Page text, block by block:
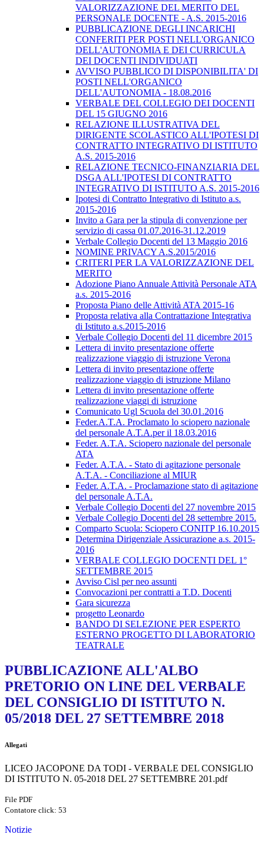
VALORIZZAZIONE DEL MERITO DEL
PERSONALE DOCENTE - A.S. 2015-2016
PUBBLICAZIONE DEGLI INCARICHI
CONFERITI PER POSTI NELL'ORGANICO
DELL'AUTONOMIA E DEI CURRICULA
DEI DOCENTI INDIVIDUATI
AVVISO PUBBLICO DI DISPONIBILITA' DI
POSTI NELL'ORGANICO
DELL'AUTONOMIA - 18.08.2016
VERBALE DEL COLLEGIO DEI DOCENTI
DEL 15 GIUGNO 2016
RELAZIONE ILLUSTRATIVA DEL
DIRIGENTE SCOLASTICO ALL'IPOTESI DI
CONTRATTO INTEGRATIVO DI ISTITUTO
A.S. 2015-2016
RELAZIONE TECNICO-FINANZIARIA DEL
DSGA ALL'IPOTESI DI CONTRATTO
INTEGRATIVO DI ISTITUTO A.S. 2015-2016
Ipotesi di Contratto Integrativo di Istituto a.s.
2015-2016
Invito a Gara per la stipula di convenzione per
servizio di cassa 01.07.2016-31.12.2019
Verbale Collegio Docenti del 13 Maggio 2016
NOMINE PRIVACY A.S.2015/2016
CRITERI PER LA VALORIZZAZIONE DEL
MERITO
Adozione Piano Annuale Attività Personale ATA
a.s. 2015-2016
Proposta Piano delle Attività ATA 2015-16
Proposta relativa alla Contrattazione Integrativa
di Istituto a.s.2015-2016
Verbale Collegio Docenti del 11 dicembre 2015
Lettera di invito presentazione offerte
realizzazione viaggio di istruzione Verona
Lettera di invito presentazione offerte
realizzazione viaggio di istruzione Milano
Lettera di invito presentazione offerte
realizzazione viaggi di istruzione
Comunicato Ugl Scuola del 30.01.2016
Feder.A.T.A. Proclamato lo sciopero nazionale
del personale A.T.A.per il 18.03.2016
Feder. A.T.A. Sciopero nazionale del personale
ATA
Feder. A.T.A. - Stato di agitazione personale
A.T.A. - Conciliazione al MIUR
Feder. A.T.A. - Proclamazione stato di agitazione
del personale A.T.A.
Verbale Collegio Docenti del 27 novembre 2015
Verbale Collegio Docenti del 28 settembre 2015.
Comparto Scuola: Sciopero CONITP 16.10.2015
Determina Dirigenziale Assicurazione a.s. 2015-
2016
VERBALE COLLEGIO DOCENTI DEL 1°
SETTEMBRE 2015
Avviso Cisl per neo assunti
Convocazioni per contratti a T.D. Docenti
Gara sicurezza
progetto Leonardo
BANDO DI SELEZIONE PER ESPERTO
ESTERNO PROGETTO DI LABORATORIO
TEATRALE
PUBBLICAZIONE ALL'ALBO
PRETORIO ON LINE DEL VERBALE
DEL CONSIGLIO DI ISTITUTO N.
05/2018 DEL 27 SETTEMBRE 2018
Allegati
LICEO JACOPONE DA TODI - VERBALE DEL CONSIGLIO
DI ISTITUTO N. 05-2018 DEL 27 SETTEMBRE 201.pdf
File PDF
Contatore click: 53
Notizie